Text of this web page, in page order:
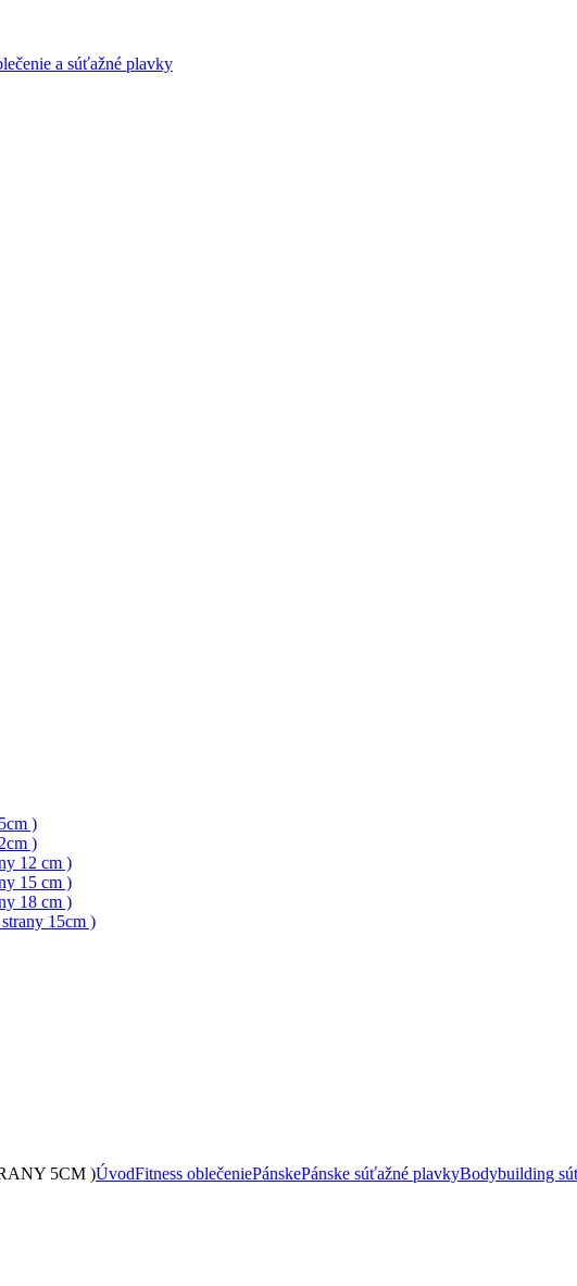
)
)
12 cm )
15 cm )
18 cm )
15cm )
5CM )ÚvodFitness oblečeniePánskePánske súťažné plavkyBodybuilding